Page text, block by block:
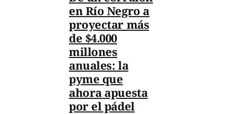
en Río Negro a
proyectar más
de $4.000
millones
anuales: la
pyme que
ahora apuesta
por el pádel